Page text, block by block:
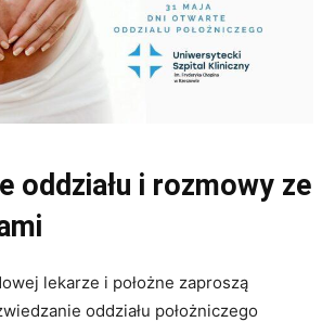
oddziału i rozmowy ze
lekarze i położne zaproszą
oddziału położniczego